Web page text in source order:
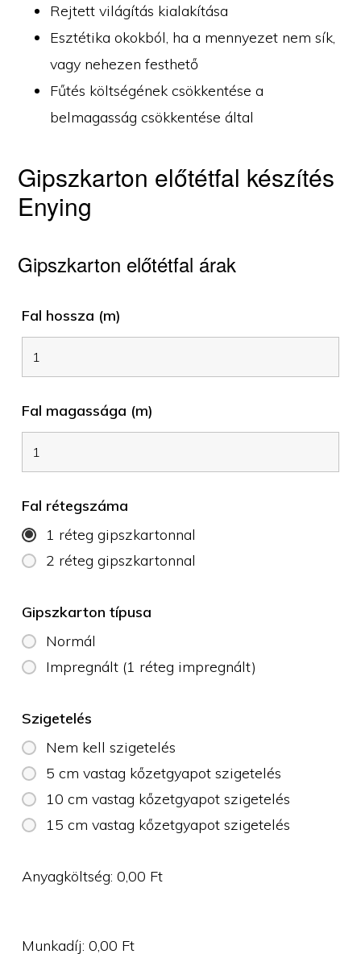
Rejtett világítás kialakítása
Esztétika okokból, ha a mennyezet nem sík,
vagy nehezen festhető
Fűtés költségének csökkentése a
belmagasság csökkentése által
Gipszkarton előtétfal készítés
Enying
Gipszkarton előtétfal árak
Fal hossza (m)
Fal magassága (m)
Fal rétegszáma
1 réteg gipszkartonnal
2 réteg gipszkartonnal
Gipszkarton típusa
Normál
Impregnált (1 réteg impregnált)
Szigetelés
Nem kell szigetelés
5 cm vastag kőzetgyapot szigetelés
10 cm vastag kőzetgyapot szigetelés
15 cm vastag kőzetgyapot szigetelés
Anyagköltség:0,00 Ft
Munkadíj:0,00 Ft